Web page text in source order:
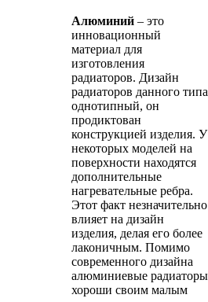
Алюминий – это
инновационный
материал для
изготовления
радиаторов. Дизайн
радиаторов данного типа
однотипный, он
продиктован
конструкцией изделия. У
некоторых моделей на
поверхности находятся
дополнительные
нагревательные ребра.
Этот факт незначительно
влияет на дизайн
изделия, делая его более
лаконичным. Помимо
современного дизайна
алюминиевые радиаторы
хороши своим малым